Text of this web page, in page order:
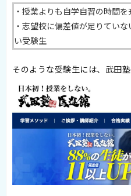
・授業よりも自学自習の時間
・志望校に偏差値が足りてい
い受験生
そのような受験生には、武田